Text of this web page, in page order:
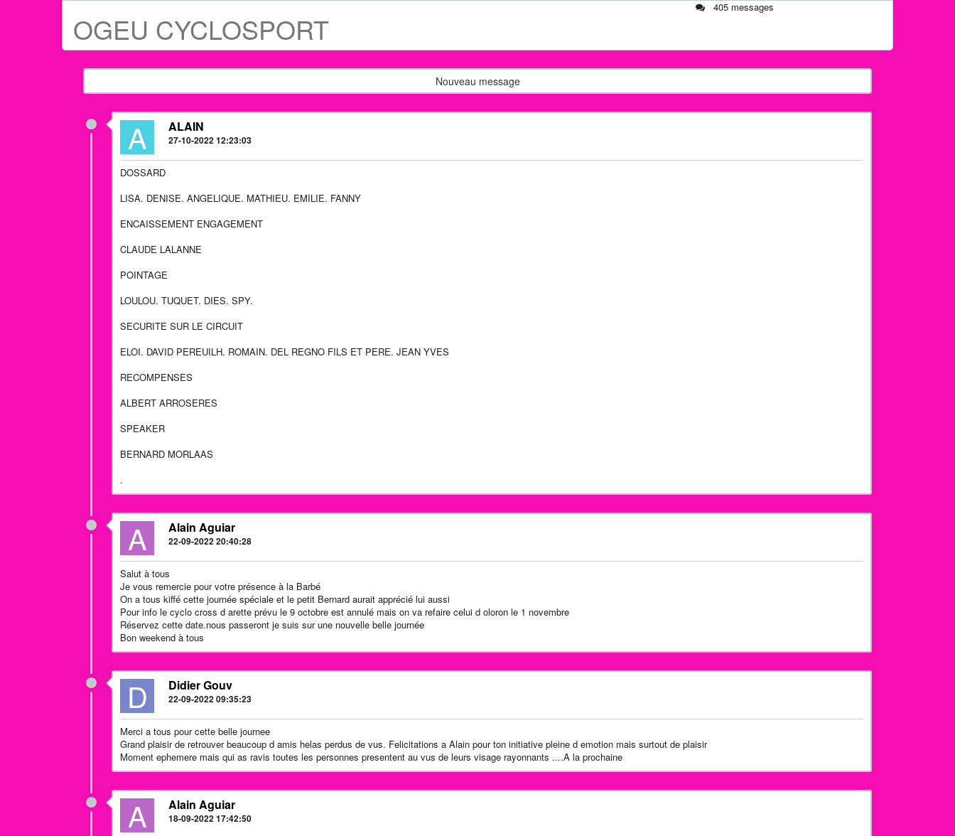
OGEU CYCLOSPORT
405 messages
Nouveau message
A ALAIN
27-10-2022 12:23:03
DOSSARD
LISA. DENISE. ANGELIQUE. MATHIEU. EMILIE. FANNY
ENCAISSEMENT ENGAGEMENT
CLAUDE LALANNE
POINTAGE
LOULOU. TUQUET. DIES. SPY.
SECURITE SUR LE CIRCUIT
ELOI. DAVID PEREUILH. ROMAIN. DEL REGNO FILS ET PERE. JEAN YVES
RECOMPENSES
ALBERT ARROSERES
SPEAKER
BERNARD MORLAAS
.
A Alain Aguiar
22-09-2022 20:40:28
Salut à tous
Je vous remercie pour votre présence à la Barbé
On a tous kiffé cette journée spéciale et le petit Bernard aurait apprécié lui aussi
Pour info le cyclo cross d arette prévu le 9 octobre est annulé mais on va refaire celui d oloron le 1 novembre
Réservez cette date.nous passeront je suis sur une nouvelle belle journée
Bon weekend à tous
D Didier Gouv
22-09-2022 09:35:23
Merci a tous pour cette belle journee
Grand plaisir de retrouver beaucoup d amis helas perdus de vus. Felicitations a Alain pour ton initiative pleine d emotion mais surtout de plaisir
Moment ephemere mais qui as ravis toutes les personnes presentent au vus de leurs visage rayonnants ....A la prochaine
A Alain Aguiar
18-09-2022 17:42:50